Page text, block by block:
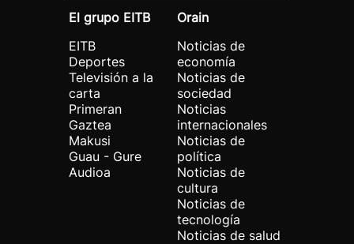
El grupo EITB
EITB
Deportes
Televisión a la
carta
Primeran
Gaztea
Makusi
Guau - Gure
Audioa
Orain
Noticias de
economía
Noticias de
sociedad
Noticias
internacionales
Noticias de
política
Noticias de
cultura
Noticias de
tecnología
Noticias de salud